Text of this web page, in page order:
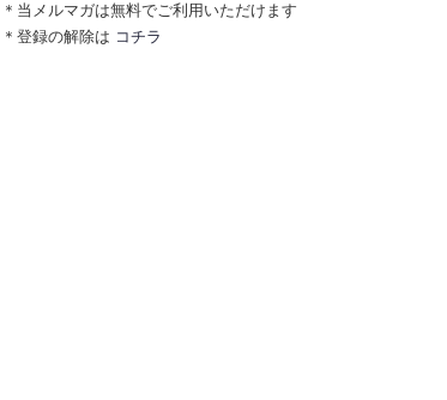
＊当メルマガは無料でご利用いただけます
＊登録の解除は コチラ